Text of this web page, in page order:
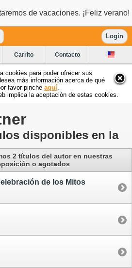
de vacaciones. ¡Feliz verano!
Login
Carrito Contacto
cookies para poder ofrecer sus
más información acerca de qué
favor pinche aquí
implica la aceptación de estas cookies.
disponibles en la
2 títulos del autoren nuestras
o agotados
de los Mitos